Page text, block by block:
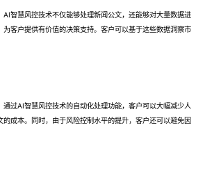
AI智慧风控技术不仅能够处理新闻公文，还能够对大量数据进
为客户提供有价值的决策支持。客户可以基于这些数据洞察市
通过AI智慧风控技术的自动化处理功能，客户可以大幅减少人
的成本。同时，由于风险控制水平的提升，客户还可以避免因